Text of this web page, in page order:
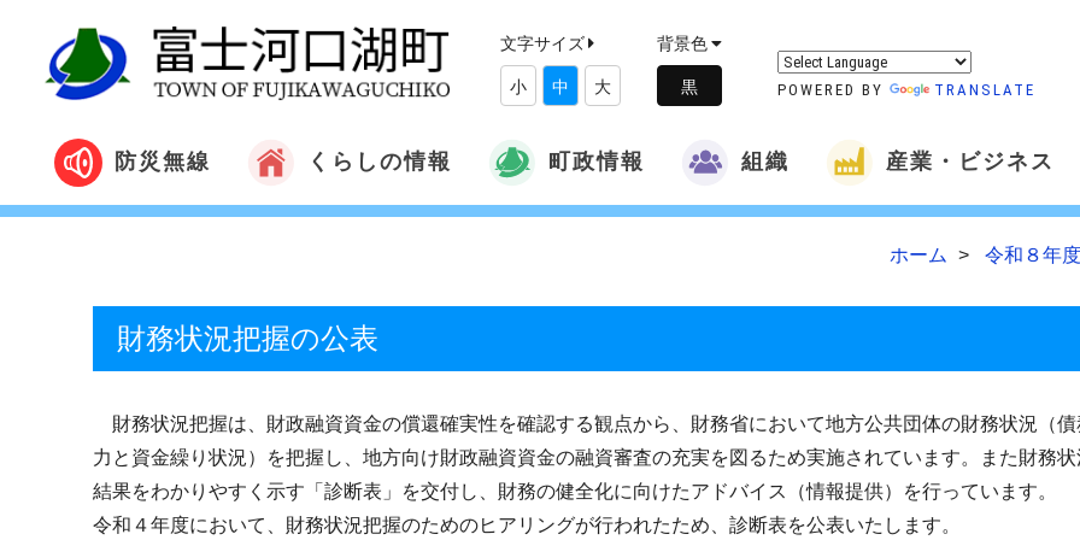
文字サイズ
小 中 大
背景色
POWERED BY TRANSLATE
防災無線 くらしの情報 町政情報 組織 産業・ビジネス
ホーム 令和８年
財務状況把握の公表
財務状況把握は、財政融資資金の償還確実性を確認する観点から、財務省において地方公共団体の財務状況（
力と資金繰り状況）を把握し、地方向け財政融資資金の融資審査の充実を図るため実施されています。また財務
結果をわかりやすく示す「診断表」を交付し、財務の健全化に向けたアドバイス（情報提供）を行っています。
令和４年度において、財務状況把握のためのヒアリングが行われたため、診断表を公表いたします。